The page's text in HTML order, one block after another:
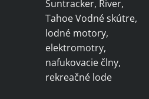
Suntracker, River,
Tahoe Vodné skútre,
lodné motory,
elektromotry,
nafukovacie člny,
rekreačné lode